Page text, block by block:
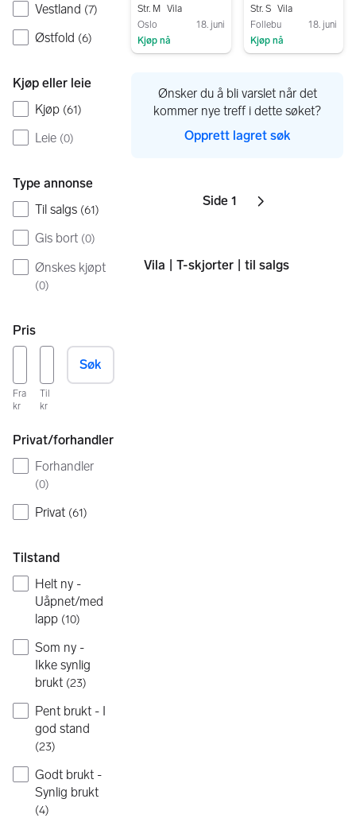
Vestland (7)
Østfold (6)
Kjøp eller leie
Kjøp (61)
Leie (0)
Type annonse
Til salgs (61)
Gis bort (0)
Ønskes kjøpt
(0)
Pris
Fra
kr
Til
kr
Søk
Privat/forhandler
Forhandler
(0)
Privat (61)
Tilstand
Helt ny -
Uåpnet/med
lapp (10)
Som ny -
Ikke synlig
brukt (23)
Pent brukt - I
god stand
(23)
Godt brukt -
Synlig brukt
(4)
Str. M
Vila
Oslo
18. juni
Kjøp nå
Str. S Vila
Follebu
18. juni
Kjøp nå
Ønsker du å bli varslet når det
kommer nye treff i dette søket?
Opprett lagret søk
Sider
Side 1 Neste side
ikon
Vila | T-skjorter | til salgs